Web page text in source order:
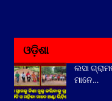
ଓଡ଼ିଶା
ଲସା
ମାନେ…